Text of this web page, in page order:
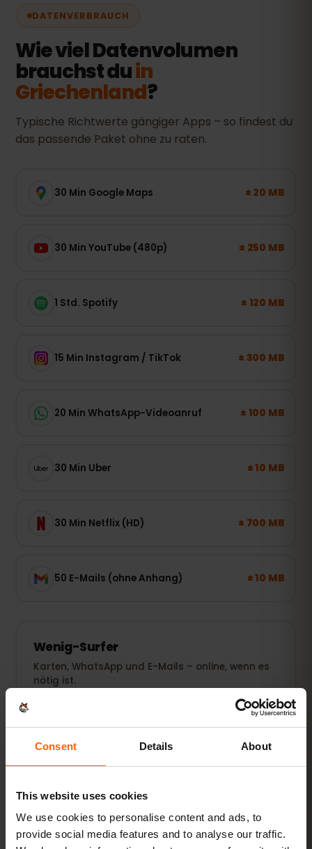
Consent Details About
This website uses cookies
We use cookies to personalise content and ads, to
provide social media features and to analyse our traffic.
DATENVERBRAUCH
Wie viel Datenvolumen
brauchst duin
Griechenland?
Typische Richtwerte gängiger Apps – so findest du
das passende Paket ohne zu raten.
30 Min Google Maps ± 20 MB
30 Min YouTube (480p) ± 250 MB
1 Std. Spotify ± 120 MB
15 Min Instagram / TikTok ± 300 MB
20 Min WhatsApp-Videoanruf ± 100 MB
30 Min Uber ± 10 MB
30 Min Netflix (HD) ± 700 MB
50 E-Mails (ohne Anhang) ± 10 MB
Wenig-Surfer
Karten, WhatsApp und E-Mails – online, wenn es
nötig ist.
Pakete ansehen
Dazu Social Media, Musik-Streaming und Fotos
teilen.